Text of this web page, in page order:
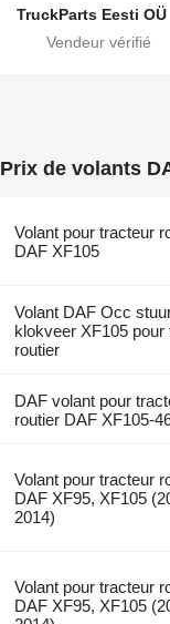
TruckParts Eesti OÜ
Prix de volants
Volant pour tracteur
DAF XF105
Volant DAF Occ
klokveer XF105 pour
routier
DAF volant pour
routier DAF XF105-
Volant pour tracteur
DAF XF95, XF105
2014)
Volant pour tracteur
DAF XF95, XF105